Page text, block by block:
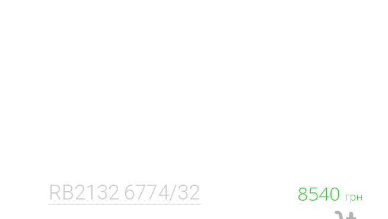
8540 грн
RB2132 6774/32